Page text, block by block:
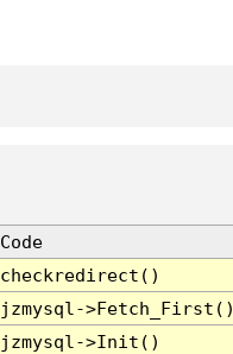
Code
checkredirect()
jzmysql-
jzmysql->Init()